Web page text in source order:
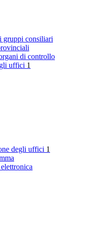
gruppi consiliari
di controllo
uffici 1
degli uffici 1